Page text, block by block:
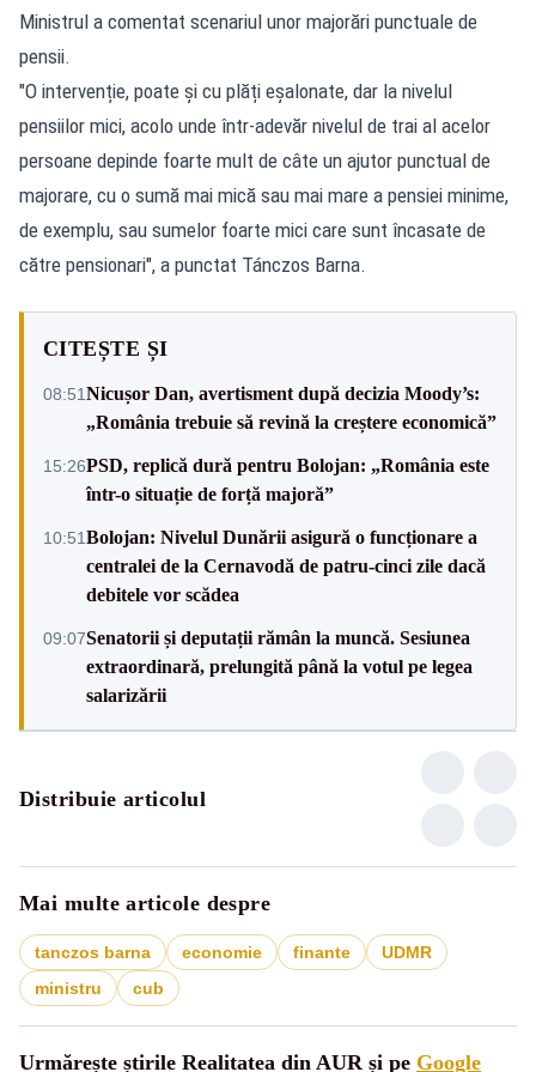
Ministrul a comentat scenariul unor majorări punctuale de
pensii.
"O intervenție, poate și cu plăți eșalonate, dar la nivelul
pensiilor mici, acolo unde într-adevăr nivelul de trai al acelor
persoane depinde foarte mult de câte un ajutor punctual de
majorare, cu o sumă mai mică sau mai mare a pensiei minime,
de exemplu, sau sumelor foarte mici care sunt încasate de
către pensionari", a punctat Tánczos Barna.
CITEȘTE ȘI
08:51Nicușor Dan, avertisment după decizia Moody’s:
„România trebuie să revină la creștere economică”
15:26PSD, replică dură pentru Bolojan: „România este
într-o situație de forță majoră”
10:51Bolojan: Nivelul Dunării asigură o funcționare a
centralei de la Cernavodă de patru-cinci zile dacă
debitele vor scădea
09:07Senatorii și deputații rămân la muncă. Sesiunea
extraordinară, prelungită până la votul pe legea
salarizării
Distribuie articolul
Mai multe articole despre
tanczos barna economie finante
UDMR
ministru
cub
Urmărește știrile Realitatea din AUR și pe Google